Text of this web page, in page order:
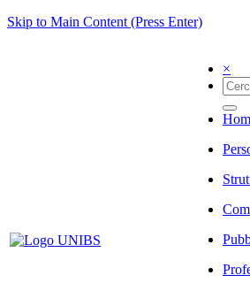
Skip to Main Content (Press Enter)
×